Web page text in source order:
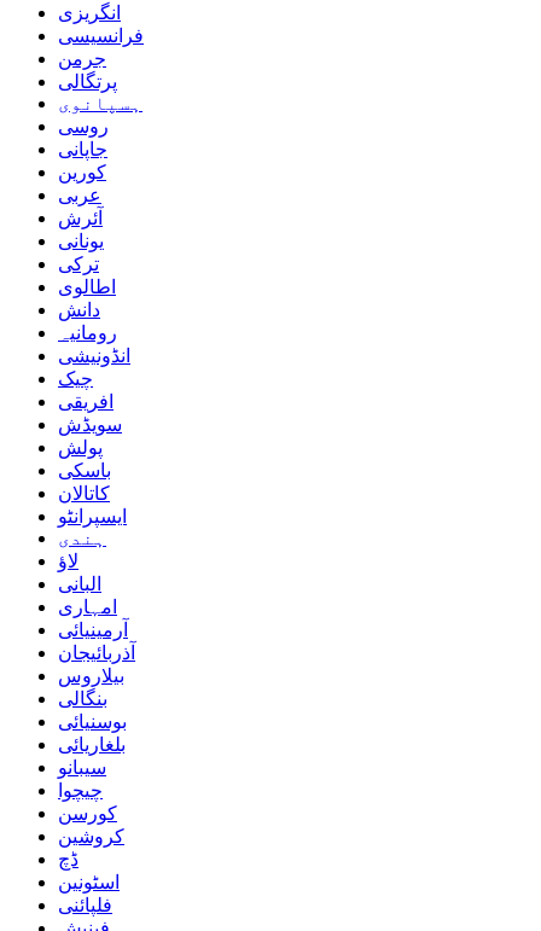
انگریزی
فرانسیسی
جرمن
پرتگالی
ہسپانوی
روسی
جاپانی
کورین
عربی
آئرش
یونانی
ترکی
اطالوی
دانش
رومانیہ
انڈونیشی
چیک
افریقی
سویڈش
پولش
باسکی
کاتالان
ایسپرانٹو
ہندی
لاؤ
البانی
امہاری
آرمینیائی
آذربائیجان
بیلاروس
بنگالی
بوسنیائی
بلغاریائی
سیبانو
چیچوا
کورسن
کروشین
ڈچ
اسٹونین
فلپائنی